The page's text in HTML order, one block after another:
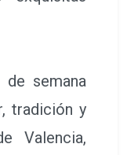
semana
tradición y
Valencia,